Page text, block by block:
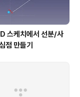
스케치에서 선분/사
점 만들기